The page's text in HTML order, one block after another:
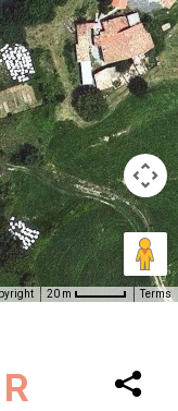
20 m Terms